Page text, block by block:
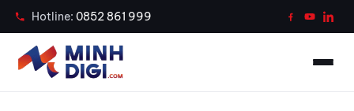
Hotline: 0852 861 999
Case Study
Tin tức